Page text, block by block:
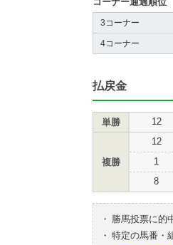
3コーナー
4コーナー
払戻金
単勝 12
複勝
12
1
8
・
勝馬投票に的
・ 特定の馬番・